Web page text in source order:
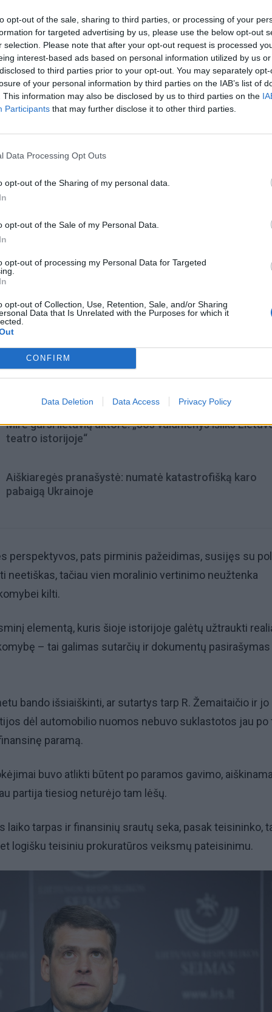
opt-out of the sale, sharing to third parties, or processing of your
for targeted advertising by us, please use the below opt-out
selection. Please note that after your opt-out request is processed
interest-based ads based on personal information utilized by us
to third parties prior to your opt-out. You may separately
of your personal information by third parties on the IAB’s list of
This information may also be disclosed by us to third parties on the
Participants that may further disclose it to other third parties.
Data Processing Opt Outs
opt-out of the Sharing of my personal data.
opt-out of the Sale of my Personal Data.
opt-out of processing my Personal Data for Targeted
opt-out of Collection, Use, Retention, Sale, and/or Sharing
Data that Is Unrelated with the Purposes for which it
CONFIRM
Data Deletion Data Access Privacy Policy
situaciją, Seimo narys ir teisininkas Ignas Vėgėlė
būtina griežtai atskirti politinę etiką nuo baudžiamosios
politiko veiksmai gali kelti etinių klausimų, teisinis
pagrįstumas priklauso nuo labai konkrečių įrodymų
dėmuo – įtarimai dėl dokumentų
data
Mirė garsi lietuvių aktorė: „Jos vaidmenys išliks
teatro istorijoje“
Aiškiaregės pranašystė: numatė katastrofišką karo
pabaigą Ukrainoje
perspektyvos, pats pirminis pažeidimas, susijęs su
neetiškas, tačiau vien moralinio vertinimo neužtenka
kilti.
elementą, kuris šioje istorijoje galėtų užtraukti
– tai galimas sutarčių ir dokumentų pasirašymas
bando išsiaiškinti, ar sutartys tarp R. Žemaitaičio ir jo
dėl automobilio nuomos nebuvo suklastotos jau po
paramą.
buvo atlikti būtent po paramos gavimo,
partija tiesiog neturėjo tam lėšų.
laiko tarpas ir finansinių srautų seka, pasak teisininko,
logišku teisiniu prokuratūros veiksmų pateisinimu.